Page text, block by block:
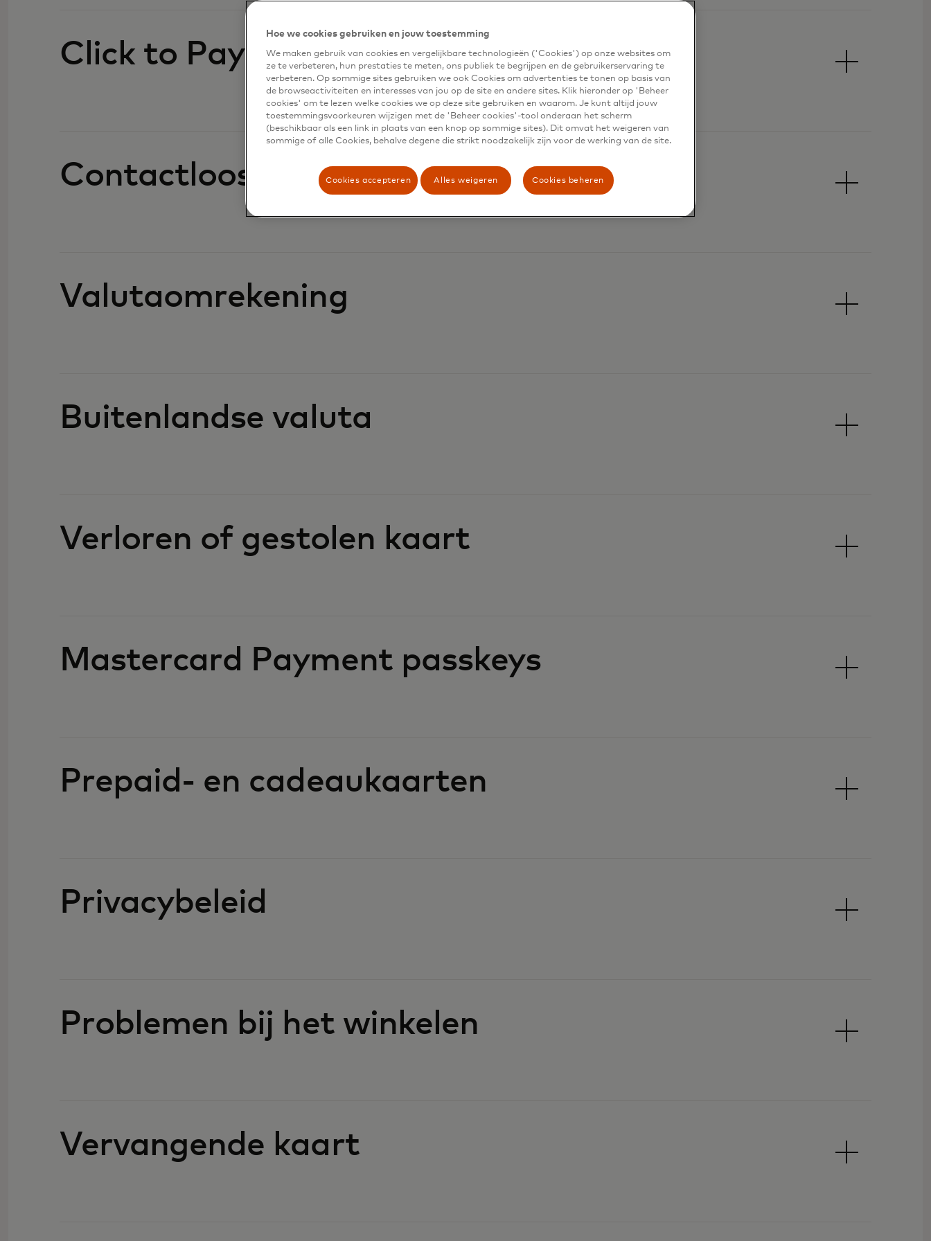
Click to Pay
Contactloos
Valutaomrekening
Buitenlandse valuta
Verloren of gestolen kaart
Mastercard Payment passkeys
Prepaid- en cadeaukaarten
Privacybeleid
Problemen bij het winkelen
Vervangende kaart
Hoe we cookies gebruiken en jouw toestemming
We maken gebruik van cookies en vergelijkbare technologieën ('Cookies') op onze websites om
ze te verbeteren, hun prestaties te meten, ons publiek te begrijpen en de gebruikerservaring te
verbeteren. Op sommige sites gebruiken we ook Cookies om advertenties te tonen op basis van
de browseactiviteiten en interesses van jou op de site en andere sites. Klik hieronder op 'Beheer
cookies' om te lezen welke cookies we op deze site gebruiken en waarom. Je kunt altijd jouw
toestemmingsvoorkeuren wijzigen met de 'Beheer cookies'-tool onderaan het scherm
(beschikbaar als een link in plaats van een knop op sommige sites). Dit omvat het weigeren van
sommige of alle Cookies, behalve degene die strikt noodzakelijk zijn voor de werking van de site.
Cookies accepteren Alles weigeren Cookies beheren